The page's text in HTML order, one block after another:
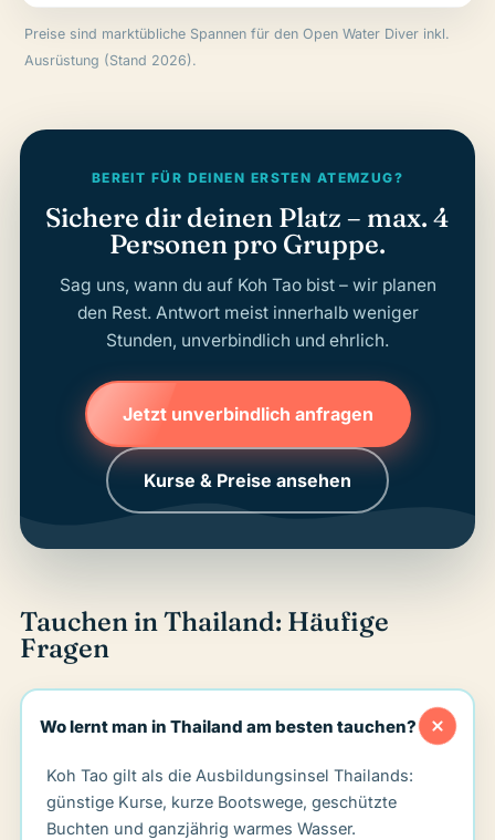
Preise sind marktübliche Spannen für den Open Water Diver inkl.
Ausrüstung (Stand 2026).
BEREIT FÜR DEINEN ERSTEN ATEMZUG?
Sichere dir deinen Platz – max. 4
Personen pro Gruppe.
Sag uns, wann du auf Koh Tao bist – wir planen
den Rest. Antwort meist innerhalb weniger
Stunden, unverbindlich und ehrlich.
Jetzt unverbindlich anfragen
Kurse & Preise ansehen
Tauchen in Thailand: Häufige
Fragen
Wo lernt man in Thailand am besten tauchen?
Koh Tao gilt als die Ausbildungsinsel Thailands:
günstige Kurse, kurze Bootswege, geschützte
Buchten und ganzjährig warmes Wasser.